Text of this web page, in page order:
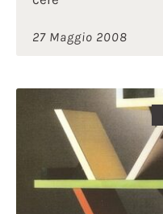
27 Maggio 2008